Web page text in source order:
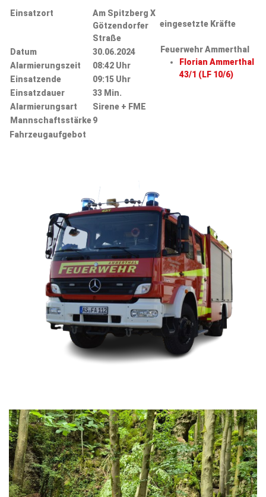
Einsatzort
Am Spitzberg X
Götzendorfer
Straße
Datum
30.06.2024
Alarmierungszeit
08:42 Uhr
Einsatzende
09:15 Uhr
Einsatzdauer
33 Min.
Alarmierungsart
Sirene + FME
Mannschaftsstärke9
eingesetzte Kräfte
Feuerwehr Ammerthal
Florian Ammerthal
43/1 (LF 10/6)
Fahrzeugaufgebot